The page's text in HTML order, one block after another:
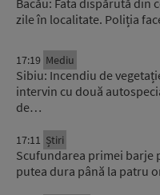
zile în localitate. Poliția
17:19 Mediu
Sibiu: Incendiu de
intervin cu două
de…
17:11 Știri
Scufundarea primei barje
putea dura până la patru